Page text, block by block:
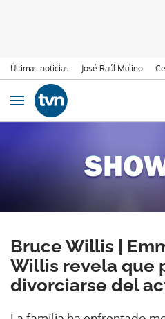
Últimas noticias José Raúl Mulino
Ir al contenido
Obrir navegació
Bruce Willis |
Willis revela que
divorciarse del